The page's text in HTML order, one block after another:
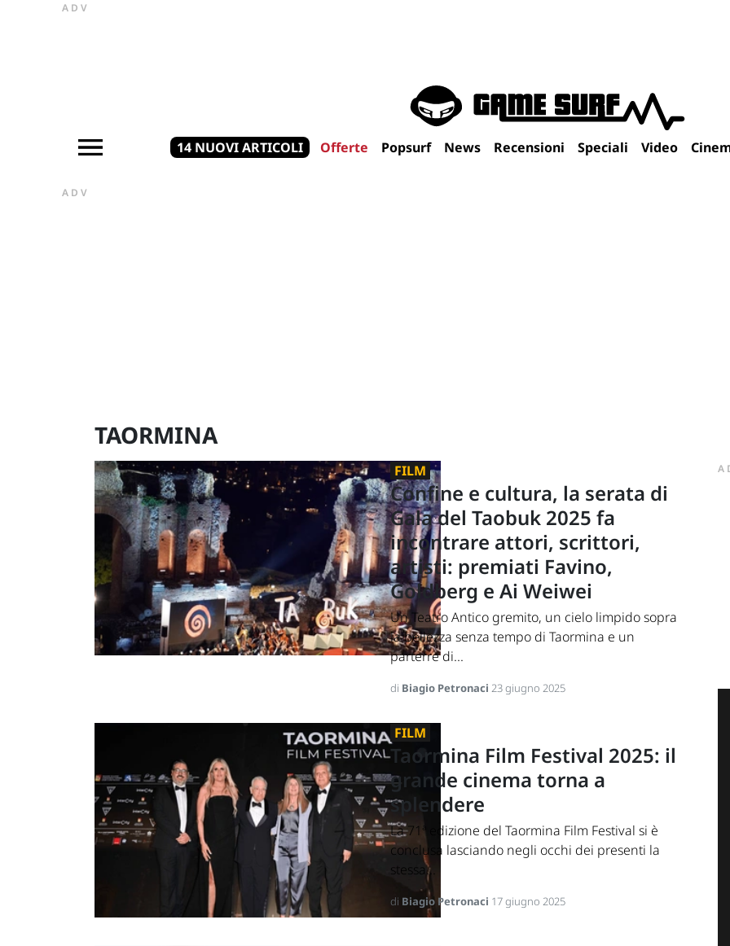
ADV
14 NUOVI ARTICOLI Offerte Popsurf News Recensioni Speciali Video
ADV
TAORMINA
FILM
Confine e cultura, la serata di
Gala del Taobuk 2025 fa
incontrare attori, scrittori,
artisti: premiati Favino,
Goldberg e Ai Weiwei
Un Teatro Antico gremito, un cielo limpido sopra
la bellezza senza tempo di Taormina e un
parterre di...
di Biagio Petronaci 23 giugno 2025
FILM
Taormina Film Festival 2025: il
grande cinema torna a
splendere
La 71ª edizione del Taormina Film Festival si è
conclusa lasciando negli occhi dei presenti la
stessa...
di Biagio Petronaci 17 giugno 2025